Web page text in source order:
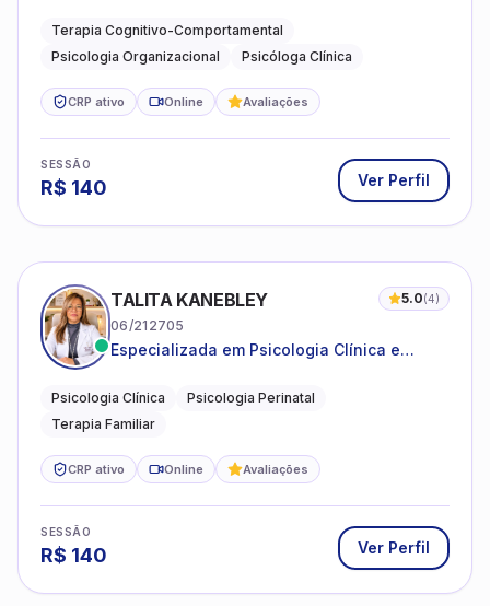
Terapia Cognitivo-Comportamental
Psicologia Organizacional
Psicóloga Clínica
CRP ativo Online Avaliações
SESSÃO
R$ 140 Ver Perfil
TALITA KANEBLEY 5.0(4)
06/212705
Especializada em Psicologia Clínica e
famílias
Psicologia Clínica
Psicologia Perinatal
Terapia Familiar
CRP ativo Online Avaliações
SESSÃO
R$ 140 Ver Perfil